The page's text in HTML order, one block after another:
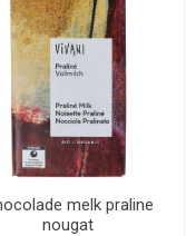
melk praline
nougat